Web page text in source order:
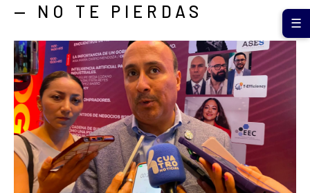
— NO TE PIERDAS
☰